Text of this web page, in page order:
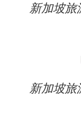
新加坡旅
新加坡旅